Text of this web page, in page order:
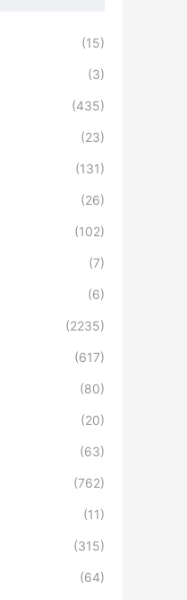
(15)
(3)
(435)
(23)
(131)
(26)
(102)
(7)
(6)
(2235)
(617)
(80)
(20)
(63)
(762)
(11)
(315)
(64)